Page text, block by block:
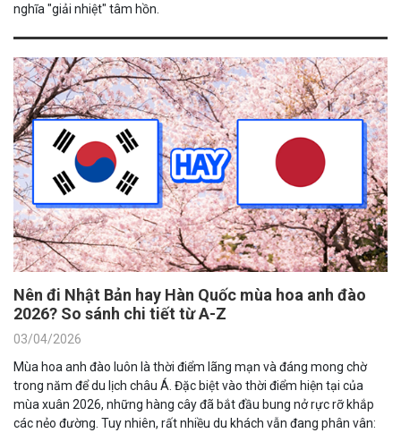
nghĩa "giải nhiệt" tâm hồn.
Nên đi Nhật Bản hay Hàn Quốc mùa hoa anh đào
2026? So sánh chi tiết từ A-Z
03/04/2026
Mùa hoa anh đào luôn là thời điểm lãng mạn và đáng mong chờ
trong năm để du lịch châu Á. Đặc biệt vào thời điểm hiện tại của
mùa xuân 2026, những hàng cây đã bắt đầu bung nở rực rỡ khắp
các nẻo đường. Tuy nhiên, rất nhiều du khách vẫn đang phân vân: